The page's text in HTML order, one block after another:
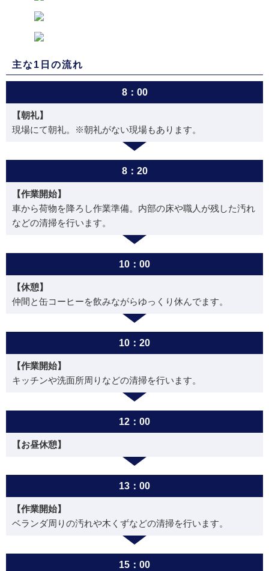
主な1日の流れ
8：00
【朝礼】
現場にて朝礼。※朝礼がない現場もあります。
8：20
【作業開始】
車から荷物を降ろし作業準備。内部の床や職人が残した汚れ
などの清掃を行います。
10：00
【休憩】
仲間と缶コーヒーを飲みながらゆっくり休んでます。
10：20
【作業開始】
キッチンや洗面所周りなどの清掃を行います。
12：00
【お昼休憩】
13：00
【作業開始】
ベランダ周りの汚れや木くずなどの清掃を行います。
15：00